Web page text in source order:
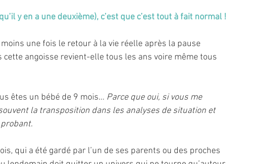
y en a une deuxième), c’est que c’est tout à fait normal !
une fois le retour à la vie réelle après la pause
cette angoisse revient-elle tous les ans voire même tous
êtes un bébé de 9 mois… Parce que oui, si vous me
la transposition dans les analyses de situation et
qui a été gardé par l’un de ses parents ou des proches